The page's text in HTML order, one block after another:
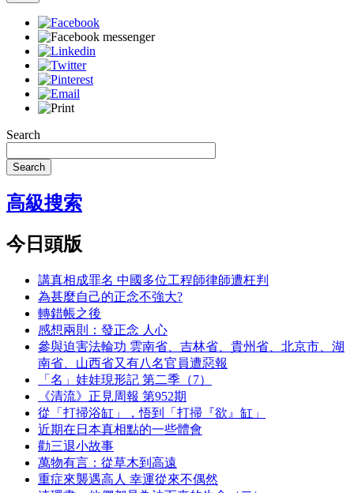
Search
Search
高級搜索
今日頭版
講真相成罪名 中國多位工程師律師遭枉判
為甚麼自己的正念不強大?
轉錯帳之後
感想兩則：發正念 人心
參與迫害法輪功 雲南省、吉林省、貴州省、北京市、湖
南省、山西省又有八名官員遭惡報
「名」娃娃現形記 第二季（7）
《清流》正見周報 第952期
從「打掃浴缸」，悟到「打掃『欲』缸」
近期在日本真相點的一些體會
勸三退小故事
萬物有言：從草木到高遠
重症來襲遇高人 幸運從來不偶然